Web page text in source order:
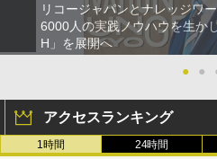
リコージャパンとナレッジワ
6000人の実践ノウハウを生か
H」を展開へ
●
●
アクセスランキング
1時間 24時間